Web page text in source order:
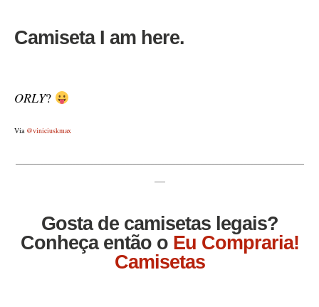
Camiseta I am here.
ORLY?
Via @viniciuskmax
Gosta de camisetas legais?
Conheça então o Eu Compraria!
Camisetas